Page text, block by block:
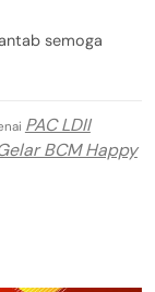
semoga
PAC LDII
BCM Happy